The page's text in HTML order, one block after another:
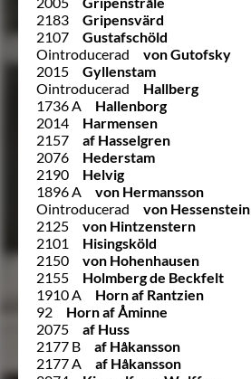
2183
Gripensvärd
2107
Gustafschöld
Ointroducerad
von Gutofsky
2015
Gyllenstam
Ointroducerad
Hallberg
1736 A
Hallenborg
2014
Harmensen
2157
af Hasselgren
2076
Hederstam
2190
Helvig
1896 A
von Hermansson
Ointroducerad
von Hessenstein
2125
von Hintzenstern
2101
Hisingsköld
2150
von Hohenhausen
2155
Holmberg de Beckfelt
1910 A
Horn af Rantzien
92
Horn af Åminne
2075
af Huss
2177 B
af Håkansson
2177 A
af Håkansson